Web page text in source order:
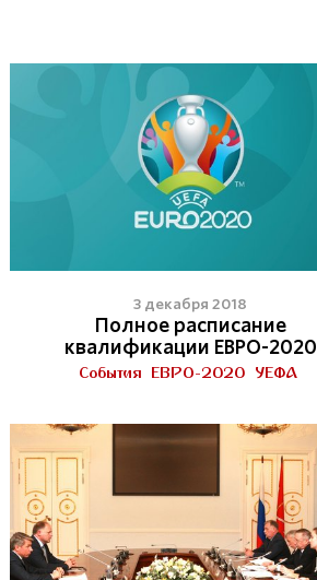
3 декабря 2018
Полное расписание
квалификации ЕВРО-2020
События ЕВРО-2020 УЕФА